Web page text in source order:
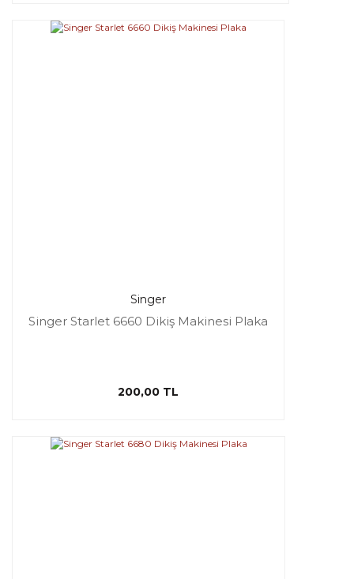
Singer
Singer Starlet 6660 Dikiş Makinesi Plaka
200,00 TL